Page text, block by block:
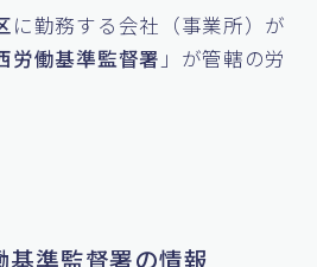
に勤務する会社（事業所）が
労働基準監督署 」が管轄の労
準監督署の情報